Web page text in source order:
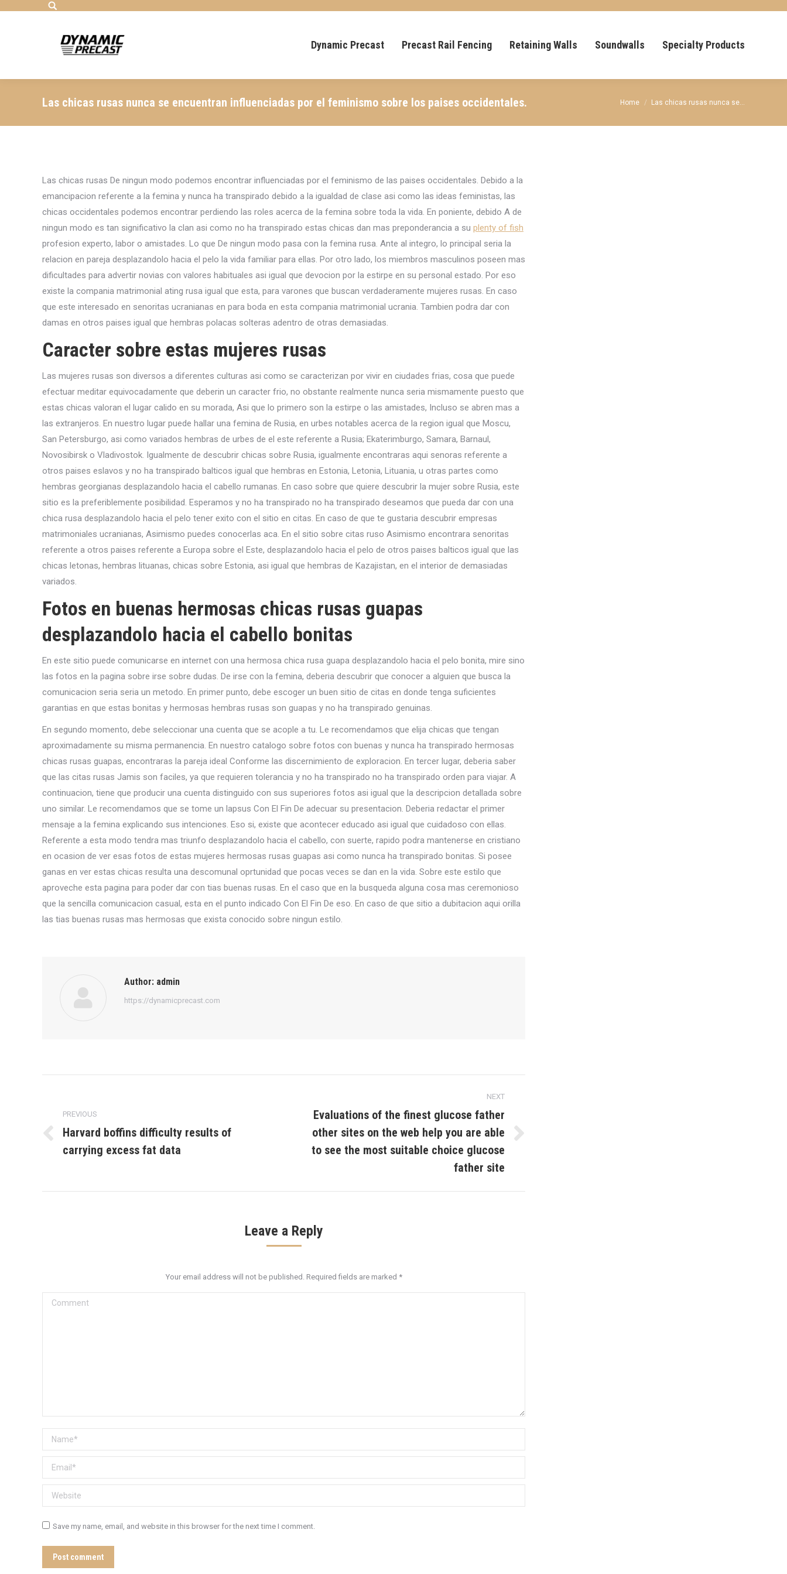
Search:
Dynamic Precast Precast Rail Fencing Retaining Walls Soundwalls Specialty Products
Las chicas rusas nunca se encuentran influenciadas por el feminismo sobre los paises occidentales. You are here:
Home Las chicas rusas nunca se…
Las chicas rusas De ningun modo podemos encontrar influenciadas por el feminismo de las paises occidentales. Debido a la
emancipacion referente a la femina y nunca ha transpirado debido a la igualdad de clase asi­ como las ideas feministas, las
chicas occidentales podemos encontrar perdiendo las roles acerca de la femina sobre toda la vida. En poniente, debido A de
ningun modo es tan significativo la clan asi­ como no ha transpirado estas chicas dan mas preponderancia a su plenty of fish
profesion experto, labor o amistades. Lo que De ningun modo pasa con la femina rusa. Ante al integro, lo principal seri­a la
relacion en pareja desplazandolo hacia el pelo la vida familiar para ellas. Por otro lado, los miembros masculinos poseen mas
dificultades para advertir novias con valores habituales asi­ igual que devocion por la estirpe en su personal estado. Por eso
existe la compania matrimonial ating rusa igual que esta, para varones que buscan verdaderamente mujeres rusas. En caso
que este interesado en senoritas ucranianas en para boda en esta compania matrimonial ucrania. Tambien podra dar con
damas en otros paises igual que hembras polacas solteras adentro de otras demasiadas.
Caracter sobre estas mujeres rusas
Las mujeres rusas son diversos a diferentes culturas asi­ como se caracterizan por vivir en ciudades frias, cosa que puede
efectuar meditar equivocadamente que deberin un caracter frio, no obstante realmente nunca seri­a mismamente puesto que
estas chicas valoran el lugar calido en su morada, Asi que lo primero son la estirpe o las amistades, Incluso se abren mas a
las extranjeros. En nuestro lugar puede hallar una femina de Rusia, en urbes notables acerca de la region igual que Moscu,
San Petersburgo, asi­ como variados hembras de urbes de el este referente a Rusia; Ekaterimburgo, Samara, Barnaul,
Novosibirsk o Vladivostok. Igualmente de descubrir chicas sobre Rusia, igualmente encontraras aqui senoras referente a
otros paises eslavos y no ha transpirado balticos igual que hembras en Estonia, Letonia, Lituania, u otras partes como
hembras georgianas desplazandolo hacia el cabello rumanas. En caso sobre que quiere descubrir la mujer sobre Rusia, este
sitio es la preferiblemente posibilidad. Esperamos y no ha transpirado no ha transpirado deseamos que pueda dar con una
chica rusa desplazandolo hacia el pelo tener exito con el sitio en citas. En caso de que te gustaria descubrir empresas
matrimoniales ucranianas, Asimismo puedes conocerlas aca. En el sitio sobre citas ruso Asimismo encontrara senoritas
referente a otros paises referente a Europa sobre el Este, desplazandolo hacia el pelo de otros paises balticos igual que las
chicas letonas, hembras lituanas, chicas sobre Estonia, asi igual que hembras de Kazajistan, en el interior de demasiadas
variados.
Fotos en buenas hermosas chicas rusas guapas
desplazandolo hacia el cabello bonitas
En este sitio puede comunicarse en internet con una hermosa chica rusa guapa desplazandolo hacia el pelo bonita, mire sino
las fotos en la pagina sobre irse sobre dudas. De irse con la femina, deberia descubrir que conocer a alguien que busca la
comunicacion seria seri­a un metodo. En primer punto, debe escoger un buen sitio de citas en donde tenga suficientes
garantias en que estas bonitas y hermosas hembras rusas son guapas y no ha transpirado genuinas.
En segundo momento, debe seleccionar una cuenta que se acople a tu. Le recomendamos que elija chicas que tengan
aproximadamente su misma permanencia. En nuestro catalogo sobre fotos con buenas y nunca ha transpirado hermosas
chicas rusas guapas, encontraras la pareja ideal Conforme las discernimiento de exploracion. En tercer lugar, deberia saber
que las citas rusas Jamis son faciles, ya que requieren tolerancia y no ha transpirado no ha transpirado orden para viajar. A
continuacion, tiene que producir una cuenta distinguido con sus superiores fotos asi­ igual que la descripcion detallada sobre
uno similar. Le recomendamos que se tome un lapsus Con El Fin De adecuar su presentacion. Deberia redactar el primer
mensaje a la femina explicando sus intenciones. Eso si, existe que acontecer educado asi­ igual que cuidadoso con ellas.
Referente a esta modo tendra mas triunfo desplazandolo hacia el cabello, con suerte, rapido podra mantenerse en cristiano
en ocasion de ver esas fotos de estas mujeres hermosas rusas guapas asi­ como nunca ha transpirado bonitas. Si posee
ganas en ver estas chicas resulta una descomunal oprtunidad que pocas veces se dan en la vida. Sobre este estilo que
aproveche esta pagina para poder dar con tias buenas rusas. En el caso que en la busqueda alguna cosa mas ceremonioso
que la sencilla comunicacion casual, esta en el punto indicado Con El Fin De eso. En caso de que sitio a dubitacion aqui orilla
las tias buenas rusas mas hermosas que exista conocido sobre ningun estilo.
Author: admin
https://dynamicprecast.com
navigation
PREVIOUS
Previous
post:
Harvard boffins difficulty results of
carrying excess fat data
NEXT
Next
post:
Evaluations of the finest glucose father
other sites on the web help you are able
to see the most suitable choice glucose
father site
Leave a Reply
Your email address will not be published. Required fields are marked *
Comment
Name *
Email *
Website
Save my name, email, and website in this browser for the next time I comment.
Post comment